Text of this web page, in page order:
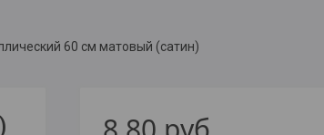
60 см матовый (сатин)